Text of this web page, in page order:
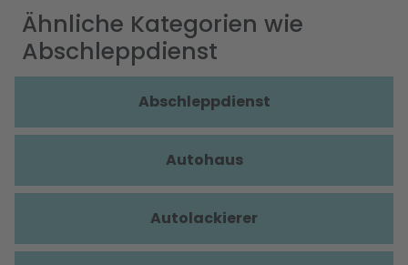
Ähnliche Kategorien wie
Abschleppdienst
Abschleppdienst
Autohaus
Autolackierer